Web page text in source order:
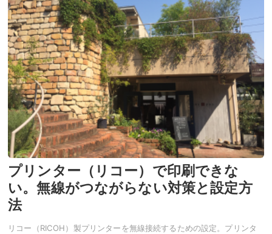
プリンター（リコー）で印刷できな
い。無線がつながらない対策と設定方
法
リコー（RICOH）製プリンターを無線接続するための設定。プリンタ